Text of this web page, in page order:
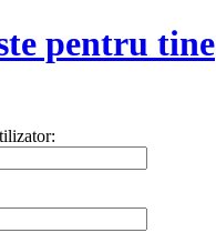
pentru tine